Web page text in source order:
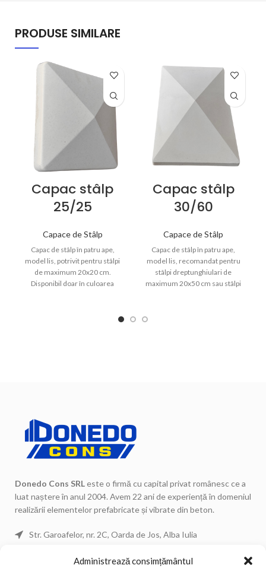
Administrează consimțământul
PRODUSE SIMILARE
Capac stâlp
25/25
Capace de Stâlp
Capac de stâlp în patru ape,
model lis, potrivit pentru stâlpi
de maximum 20x20 cm.
Disponibil doar în culoarea
Capac stâlp
30/60
Capace de Stâlp
Capac de stâlp în patru ape,
model lis, recomandat pentru
stâlpi dreptunghiulari de
maximum 20x50 cm sau stâlpi
Donedo Cons SRLeste o firmă cu capital privat românesc ce a
luat naștere în anul 2004. Avem 22 ani de experiență în domeniul
realizării elementelor prefabricate și vibrate din beton.
Str. Garoafelor, nr. 2C, Oarda de Jos, Alba Iulia